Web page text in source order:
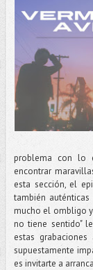
problema con lo
encontrar
esta sección, el
también
mucho el ombligo
no tiene sentido"
estas
supuestamente
es invitarte a